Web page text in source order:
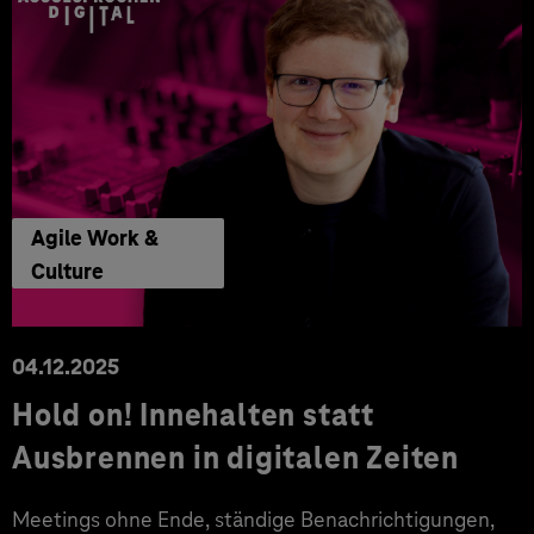
Agile Work &
Culture
04.12.2025
Hold on! Innehalten statt
Ausbrennen in digitalen Zeiten
Meetings ohne Ende, ständige Benachrichtigungen,